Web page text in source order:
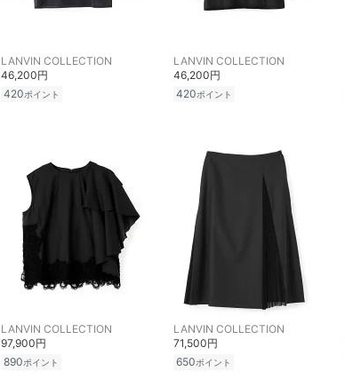
LANVIN COLLECTION
46,200円
420ポイント
LANVIN COLLECTION
46,200円
420ポイント
LANVIN COLLECTION
97,900円
890ポイント
LANVIN COLLECTION
71,500円
650ポイント